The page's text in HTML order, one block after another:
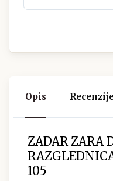
Opis
ZADAR ZARA
105